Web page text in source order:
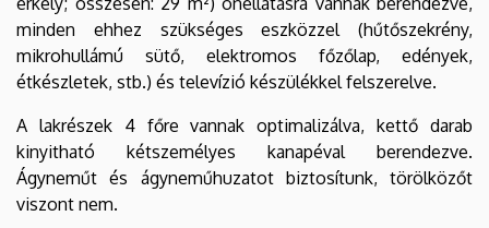
minden ehhez szükséges eszközzel (hűtőszekrény,
mikrohullámú sütő, elektromos főzőlap, edények,
étkészletek, stb.) és televízió készülékkel felszerelve.
A lakrészek 4 főre vannak optimalizálva, kettő darab
kinyitható kétszemélyes kanapéval berendezve.
Ágyneműt és ágyneműhuzatot biztosítunk, törölközőt
viszont nem.